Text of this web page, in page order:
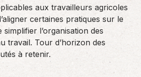
aux travailleurs agricoles
certaines pratiques sur le
l’organisation des
travail. Tour d’horizon des
à retenir.